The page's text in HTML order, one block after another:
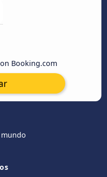
Booking.com